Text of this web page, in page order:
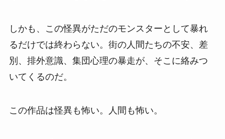
しかも、この怪異がただのモンスターとして暴れ
るだけでは終わらない。街の人間たちの不安、差
別、排外意識、集団心理の暴走が、そこに絡みつ
いてくるのだ。
この作品は怪異も怖い。人間も怖い。